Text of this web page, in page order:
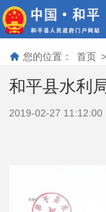
您的位置： 首页 >
和平县水利
2019-02-27 11:12:00